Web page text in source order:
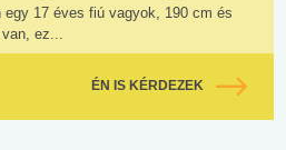
17 éves fiú vagyok, 190 cm és
ez...
ÉN IS KÉRDEZEK